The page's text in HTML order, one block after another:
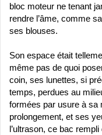
bloc moteur ne tenant
rendre l’âme, comme
ses blouses.
Son espace était
même pas de quoi
coin, ses lunettes, si
temps, perdues au
formées par usure à sa
prolongement, et ses
l’ultrason, ce bac